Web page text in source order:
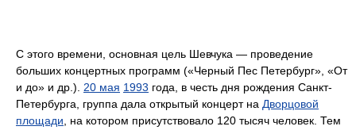
С этого времени, основная цель Шевчука — проведение
больших концертных программ («Черный Пес Петербург», «От
и до» и др.). 20 мая 1993 года, в честь дня рождения Санкт-
Петербурга, группа дала открытый концерт на Дворцовой
площади, на котором присутствовало 120 тысяч человек. Тем